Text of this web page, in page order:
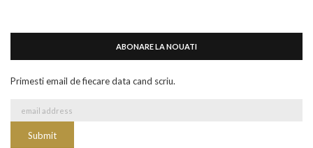
ABONARE LA NOUATI
Primesti email de fiecare data cand scriu.